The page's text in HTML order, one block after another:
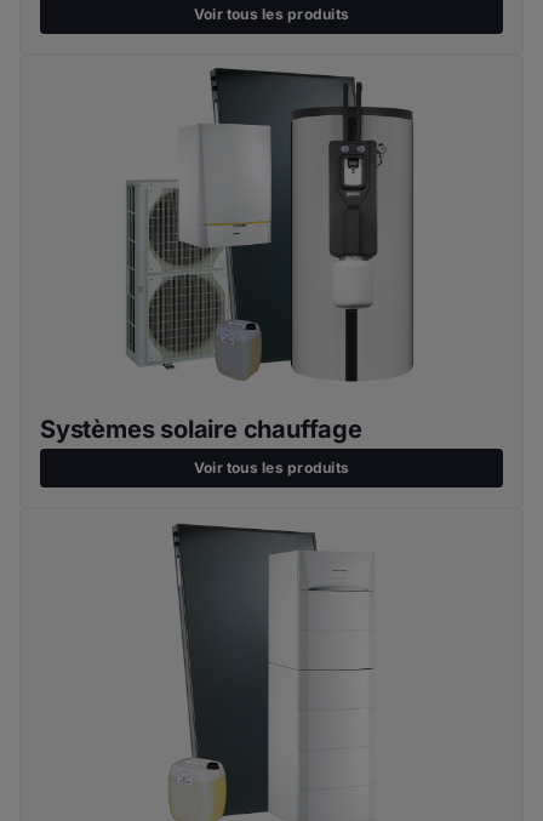
Voir tous les produits
Systèmes solaire chauffage
Voir tous les produits